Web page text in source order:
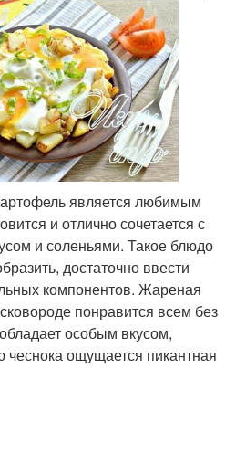
является любимым
и отлично сочетается с
и соленьями. Такое блюдо
достаточно ввести
компонентов. Жареная
понравится всем без
особым вкусом,
чеснока ощущается пикантная